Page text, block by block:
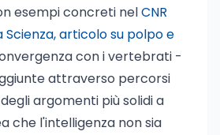
esempi concreti nelCNR
articolo su polpo e
con i vertebrati -
attraverso percorsi
argomenti più solidi a
che l'intelligenza non sia